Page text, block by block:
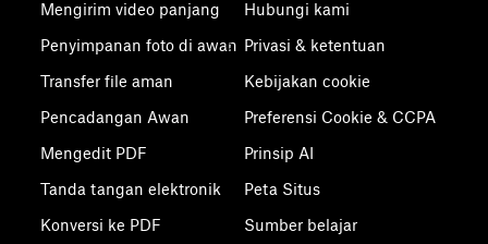
Mengirim video panjang
Penyimpanan foto di awan
Transfer file aman
Pencadangan Awan
Mengedit PDF
Tanda tangan elektronik
Konversi ke PDF
Hubungi kami
Privasi & ketentuan
Kebijakan cookie
Preferensi Cookie & CCPA
Prinsip AI
Peta Situs
Sumber belajar